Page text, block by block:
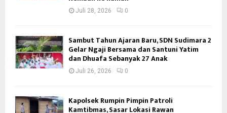
Juli 28, 2026 0
Sambut Tahun Ajaran Baru, SDN Sudimara 2
Gelar Ngaji Bersama dan Santuni Yatim
dan Dhuafa Sebanyak 27 Anak
Juli 26, 2026 0
Kapolsek Rumpin Pimpin Patroli
Kamtibmas, Sasar Lokasi Rawan